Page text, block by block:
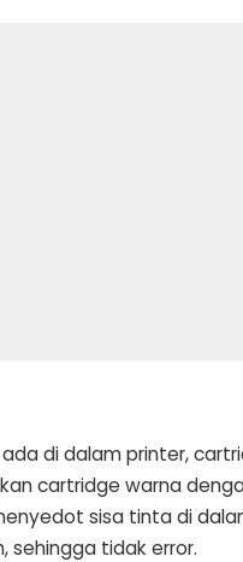
di dalam printer,
cartridge warna
sisa tinta di
sehingga tidak error.